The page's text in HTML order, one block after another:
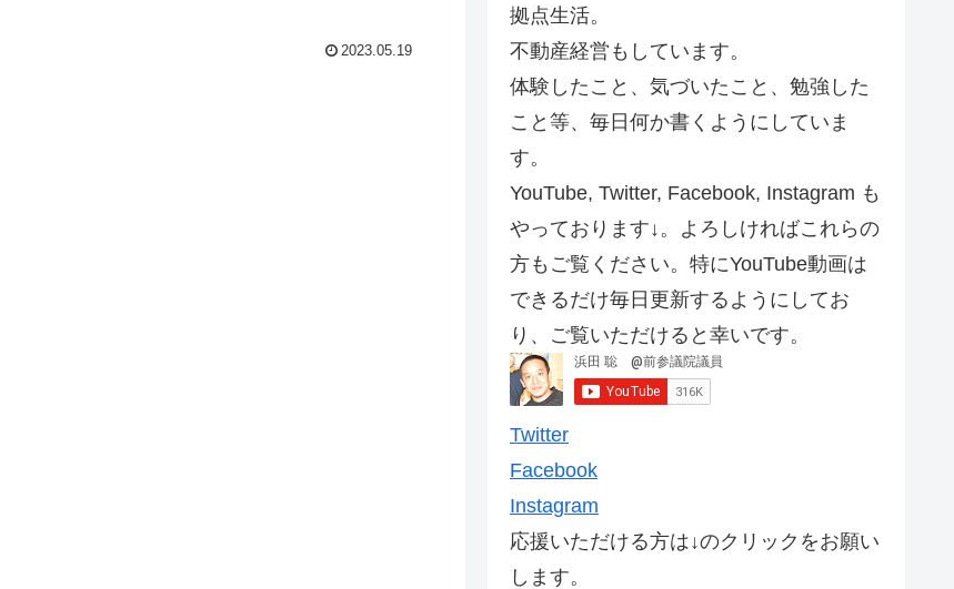
2023.05.19
拠点生活。
不動産経営もしています。
体験したこと、気づいたこと、勉強した
こと等、毎日何か書くようにしていま
す。
YouTube, Twitter, Facebook, Instagram も
やっております↓。よろしければこれらの
方もご覧ください。特にYouTube動画は
できるだけ毎日更新するようにしてお
り、ご覧いただけると幸いです。
Twitter
Facebook
Instagram
応援いただける方は↓のクリックをお願い
します。